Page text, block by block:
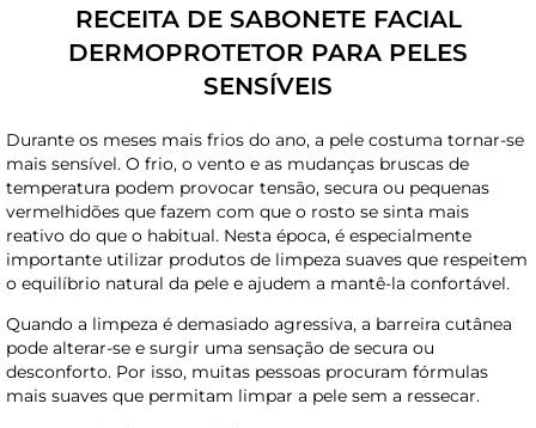
RECEITA DE SABONETE FACIAL
DERMOPROTETOR PARA PELES
SENSÍVEIS
Durante os meses mais frios do ano, a pele costuma tornar-se
mais sensível. O frio, o vento e as mudanças bruscas de
temperatura podem provocar tensão, secura ou pequenas
vermelhidões que fazem com que o rosto se sinta mais
reativo do que o habitual. Nesta época, é especialmente
importante utilizar produtos de limpeza suaves que respeitem
o equilíbrio natural da pele e ajudem a mantê-la confortável.
Quando a limpeza é demasiado agressiva, a barreira cutânea
pode alterar-se e surgir uma sensação de secura ou
desconforto. Por isso, muitas pessoas procuram fórmulas
mais suaves que permitam limpar a pele sem a ressecar.